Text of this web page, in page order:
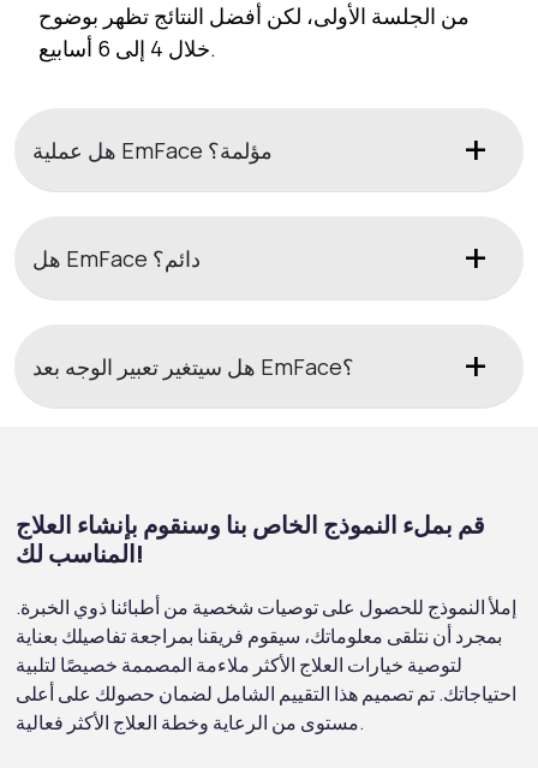
من الجلسة الأولى، لكن أفضل النتائج تظهر بوضوح
خلال 4 إلى 6 أسابيع.
هل عملية EmFace مؤلمة؟
هل EmFace دائم؟
هل سيتغير تعبير الوجه بعد EmFace؟
قم بملء النموذج الخاص بنا وسنقوم بإنشاء العلاج
المناسب لك!
إملأ النموذج للحصول على توصيات شخصية من أطبائنا ذوي الخبرة.
بمجرد أن نتلقى معلوماتك، سيقوم فريقنا بمراجعة تفاصيلك بعناية
لتوصية خيارات العلاج الأكثر ملاءمة المصممة خصيصًا لتلبية
احتياجاتك. تم تصميم هذا التقييم الشامل لضمان حصولك على أعلى
مستوى من الرعاية وخطة العلاج الأكثر فعالية.